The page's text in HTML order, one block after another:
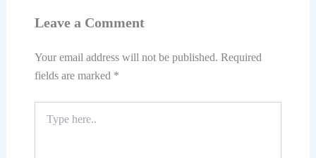
Leave a Comment
Your email address will not be published. Required
fields are marked *
here..